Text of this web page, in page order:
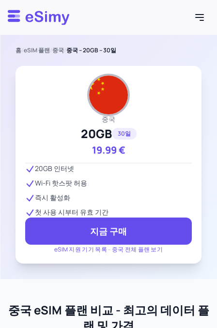
Esimy
홈/eSIM 플랜/중국/중국 – 20GB – 30일
중국
20GB 30일
19.99€
eSIM 지원 기기 목록 - 중국 전체 플랜 보기
20GB 인터넷
Wi-Fi 핫스팟 허용
즉시 활성화
첫 사용 시부터 유효 기간
지금 구매
중국 eSIM 플랜 비교 - 최고의 데이터 플